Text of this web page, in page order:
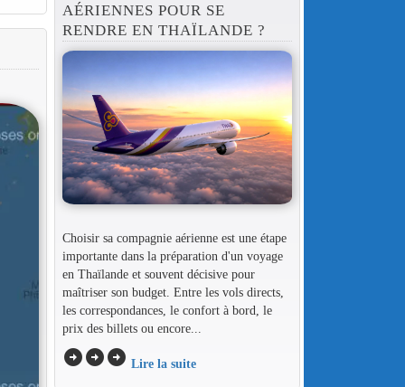
AÉRIENNES POUR SE
RENDRE EN THAÏLANDE ?
Choisir sa compagnie aérienne est une étape
importante dans la préparation d'un voyage
en Thaïlande et souvent décisive pour
maîtriser son budget. Entre les vols directs,
les correspondances, le confort à bord, le
prix des billets ou encore...
arrow_circle_rightarrow_circle_rightarrow_circle_right Lire la suite